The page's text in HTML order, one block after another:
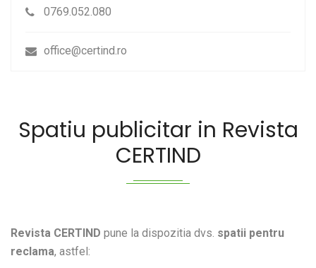
0769.052.080
office@certind.ro
Spatiu publicitar in Revista
CERTIND
Revista CERTIND pune la dispozitia dvs. spatii pentru
reclama, astfel: